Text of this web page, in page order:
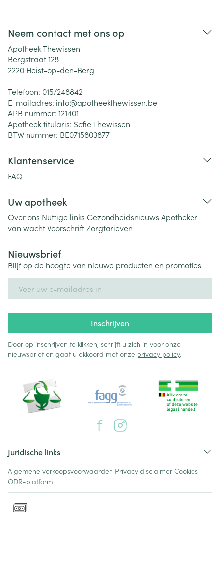
Neem contact met ons op
Apotheek Thewissen
Bergstraat 128
2220 Heist-op-den-Berg
Telefoon: 015/248842
E-mailadres: info@apotheekthewissen.be
APB nummer: 121401
Apotheek titularis: Sofie Thewissen
BTW nummer: BE0715803877
Klantenservice
FAQ
Uw apotheek
Over ons Nuttige links Gezondheidsnieuws Apotheker
van wachtVoorschriftZorgtarieven
Nieuwsbrief
Blijf op de hoogte van nieuwe producten en promoties
Inschrijven
Door op inschrijven te klikken, schrijft u zich in voor onze
nieuwsbrief en gaat u akkoord met onze privacy policy.
Juridische links
Algemene verkoopsvoorwaarden Privacy disclaimer Cookies
ODR-platform